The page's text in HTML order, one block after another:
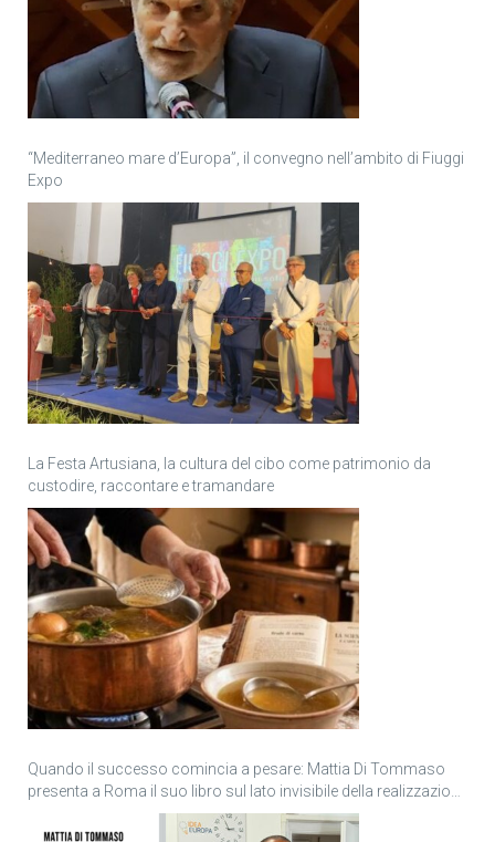
“Mediterraneo mare d’Europa”, il convegno nell’ambito di Fiuggi
Expo
La Festa Artusiana, la cultura del cibo come patrimonio da
custodire, raccontare e tramandare
Quando il successo comincia a pesare: Mattia Di Tommaso
presenta a Roma il suo libro sul lato invisibile della realizzazione